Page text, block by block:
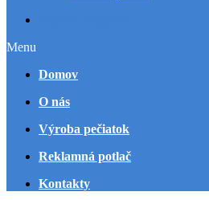
Menu
Domov
O nás
Výroba pečiatok
Reklamná potlač
Kontakty